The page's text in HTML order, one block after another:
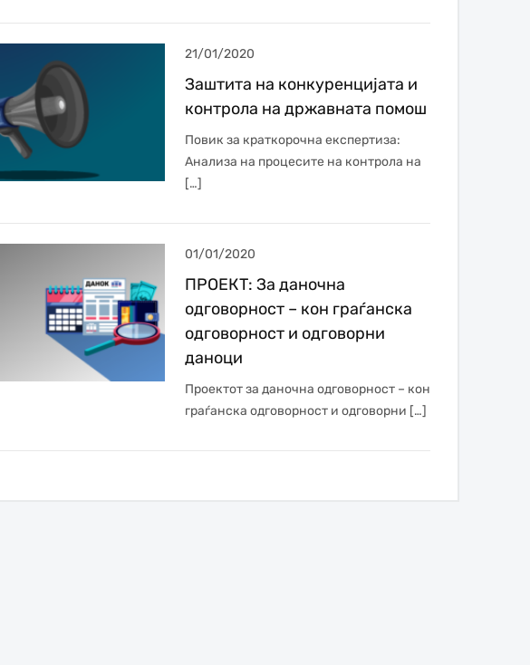
21/01/2020
Заштита на конкуренцијата и
контрола на државната помош
Повик за краткорочна експертиза:
Анализа на процесите на контрола на
[…]
01/01/2020
ПРОЕКТ: За даночна
одговорност – кон граѓанска
одговорност и одговорни
даноци
Проектот за даночна одговорност – кон
граѓанска одговорност и одговорни […]